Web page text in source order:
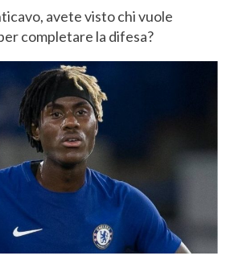
avete visto chi vuole
completare la difesa?